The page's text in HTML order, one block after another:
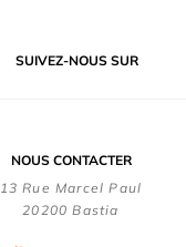
SUIVEZ-NOUS SUR
NOUS CONTACTER
13 Rue Marcel Paul
20200 Bastia